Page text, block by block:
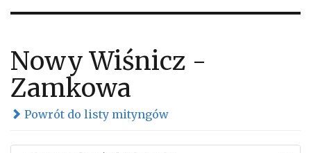
Nowy Wiśnicz -
Zamkowa
Powrót do listy mityngów